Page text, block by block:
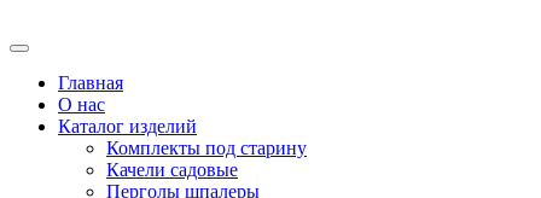
Главная
О нас
Каталог изделий
Комплекты под старину
Качели садовые
Перголы шпалеры